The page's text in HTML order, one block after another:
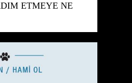
ETMEYE NE